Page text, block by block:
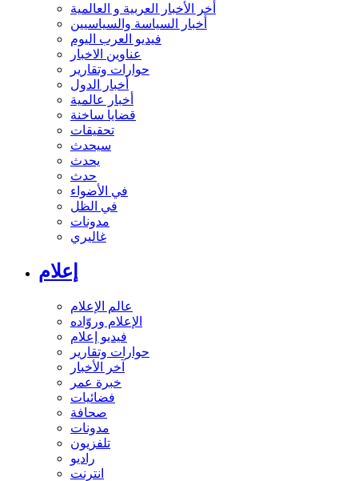
أخر الأخبار العربية و العالمية
أخبار السياسة والسياسيين
فيديو العرب اليوم
عناوين الاخبار
حوارات وتقارير
أخبار الدول
أخبار عالمية
قضايا ساخنة
تحقيقات
سيحدث
يحدث
حدث
في الأضواء
في الظل
مدونات
غاليري
إعلام
عالم الإعلام
الإعلام وروّاده
فيديو إعلام
حوارات وتقارير
آخر الأخبار
خبرة عمر
فضائيات
صحافة
مدونات
تلفزيون
راديو
انترنت